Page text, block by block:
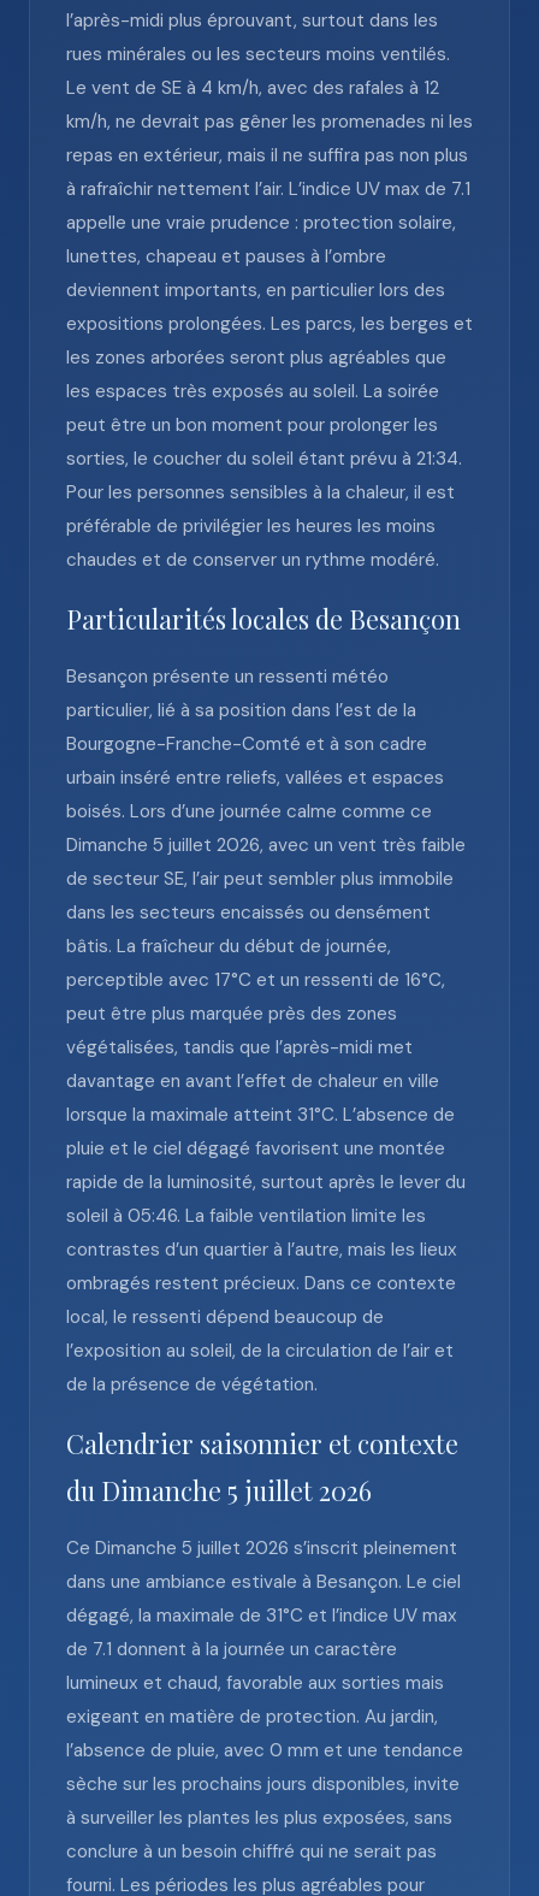
l’après-midi plus éprouvant, surtout dans les
rues minérales ou les secteurs moins ventilés.
Le vent de SE à 4 km/h, avec des rafales à 12
km/h, ne devrait pas gêner les promenades ni les
repas en extérieur, mais il ne suffira pas non plus
à rafraîchir nettement l’air. L’indice UV max de 7.1
appelle une vraie prudence : protection solaire,
lunettes, chapeau et pauses à l’ombre
deviennent importants, en particulier lors des
expositions prolongées. Les parcs, les berges et
les zones arborées seront plus agréables que
les espaces très exposés au soleil. La soirée
peut être un bon moment pour prolonger les
sorties, le coucher du soleil étant prévu à 21:34.
Pour les personnes sensibles à la chaleur, il est
préférable de privilégier les heures les moins
chaudes et de conserver un rythme modéré.
Particularités locales de Besançon
Besançon présente un ressenti météo
particulier, lié à sa position dans l’est de la
Bourgogne-Franche-Comté et à son cadre
urbain inséré entre reliefs, vallées et espaces
boisés. Lors d’une journée calme comme ce
Dimanche 5 juillet 2026, avec un vent très faible
de secteur SE, l’air peut sembler plus immobile
dans les secteurs encaissés ou densément
bâtis. La fraîcheur du début de journée,
perceptible avec 17°C et un ressenti de 16°C,
peut être plus marquée près des zones
végétalisées, tandis que l’après-midi met
davantage en avant l’effet de chaleur en ville
lorsque la maximale atteint 31°C. L’absence de
pluie et le ciel dégagé favorisent une montée
rapide de la luminosité, surtout après le lever du
soleil à 05:46. La faible ventilation limite les
contrastes d’un quartier à l’autre, mais les lieux
ombragés restent précieux. Dans ce contexte
local, le ressenti dépend beaucoup de
l’exposition au soleil, de la circulation de l’air et
de la présence de végétation.
Calendrier saisonnier et contexte
du Dimanche 5 juillet 2026
Ce Dimanche 5 juillet 2026 s’inscrit pleinement
dans une ambiance estivale à Besançon. Le ciel
dégagé, la maximale de 31°C et l’indice UV max
de 7.1 donnent à la journée un caractère
lumineux et chaud, favorable aux sorties mais
exigeant en matière de protection. Au jardin,
l’absence de pluie, avec 0 mm et une tendance
sèche sur les prochains jours disponibles, invite
à surveiller les plantes les plus exposées, sans
conclure à un besoin chiffré qui ne serait pas
fourni. Les périodes les plus agréables pour